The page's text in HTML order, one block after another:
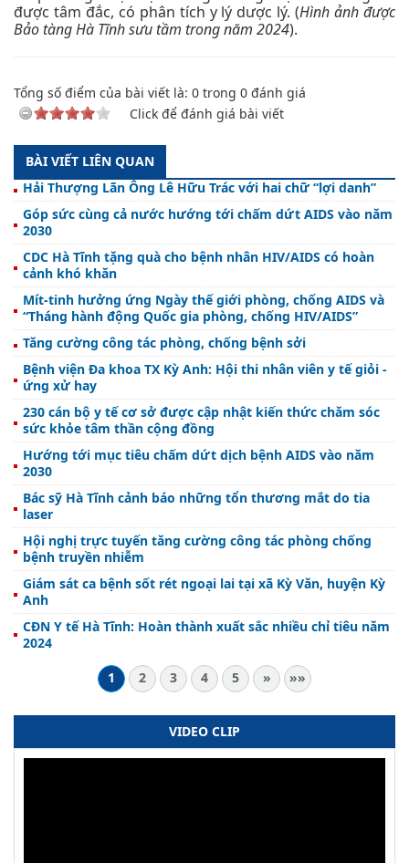
được tâm đắc, có phân tích y lý dược lý. (Hình ảnh được
Bảo tàng Hà Tĩnh sưu tầm trong năm 2024).
Tổng số điểm của bài viết là: 0 trong 0 đánh giá
Click để đánh giá bài viết
BÀI VIẾT LIÊN QUAN
Hải Thượng Lãn Ông Lê Hữu Trác với hai chữ “lợi danh”
Góp sức cùng cả nước hướng tới chấm dứt AIDS vào năm
2030
CDC Hà Tĩnh tặng quà cho bệnh nhân HIV/AIDS có hoàn
cảnh khó khăn
Mít-tinh hưởng ứng Ngày thế giới phòng, chống AIDS và
“Tháng hành động Quốc gia phòng, chống HIV/AIDS”
Tăng cường công tác phòng, chống bệnh sởi
Bệnh viện Đa khoa TX Kỳ Anh: Hội thi nhân viên y tế giỏi -
ứng xử hay
230 cán bộ y tế cơ sở được cập nhật kiến thức chăm sóc
sức khỏe tâm thần cộng đồng
Hướng tới mục tiêu chấm dứt dịch bệnh AIDS vào năm
2030
Bác sỹ Hà Tĩnh cảnh báo những tổn thương mắt do tia
laser
Hội nghị trực tuyến tăng cường công tác phòng chống
bệnh truyền nhiễm
Giám sát ca bệnh sốt rét ngoại lai tại xã Kỳ Văn, huyện Kỳ
Anh
CĐN Y tế Hà Tĩnh: Hoàn thành xuất sắc nhiều chỉ tiêu năm
2024
1
2 3 4 5 » »»
VIDEO CLIP